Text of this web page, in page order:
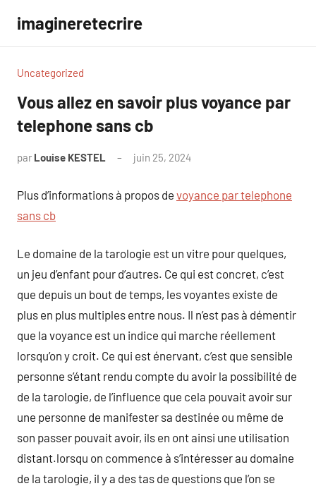
contenu
imagineretecrire
Uncategorized
Vous allez en savoir plus voyance par
telephone sans cb
par Louise KESTEL juin 25, 2024
Plus d’informations à propos de voyance par telephone
sans cb
Le domaine de la tarologie est un vitre pour quelques,
un jeu d’enfant pour d’autres. Ce qui est concret, c’est
que depuis un bout de temps, les voyantes existe de
plus en plus multiples entre nous. Il n’est pas à démentir
que la voyance est un indice qui marche réellement
lorsqu’on y croit. Ce qui est énervant, c’est que sensible
personne s’étant rendu compte du avoir la possibilité de
de la tarologie, de l’influence que cela pouvait avoir sur
une personne de manifester sa destinée ou même de
son passer pouvait avoir, ils en ont ainsi une utilisation
distant.lorsqu on commence à s’intéresser au domaine
de la tarologie, il y a des tas de questions que l’on se